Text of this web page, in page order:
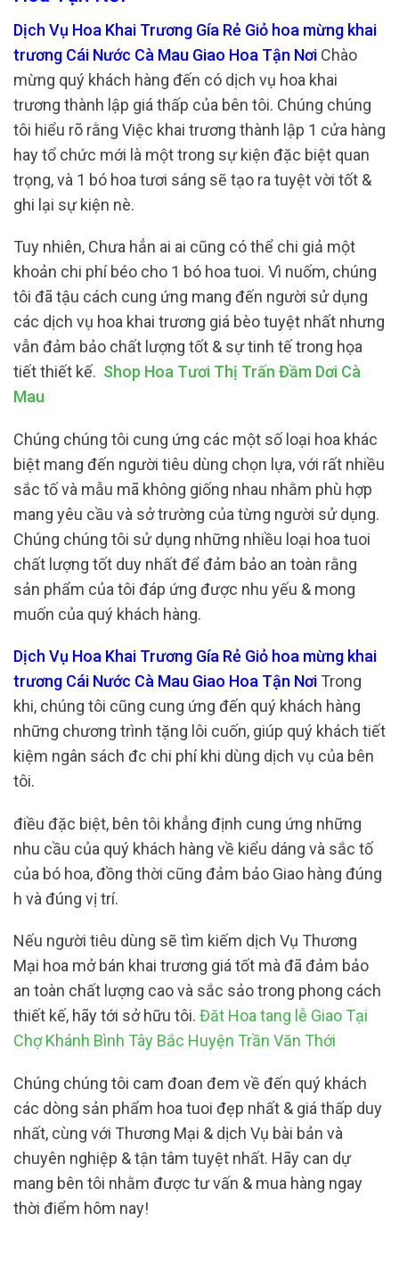
Dịch Vụ Hoa Khai Trương Gía Rẻ Giỏ hoa mừng khai
trương Cái Nước Cà Mau Giao Hoa Tận Nơi Chào
mừng quý khách hàng đến có dịch vụ hoa khai
trương thành lập giá thấp của bên tôi. Chúng chúng
tôi hiểu rõ rằng Việc khai trương thành lập 1 cửa hàng
hay tổ chức mới là một trong sự kiện đặc biệt quan
trọng, và 1 bó hoa tươi sáng sẽ tạo ra tuyệt vời tốt &
ghi lại sự kiện nè.
Tuy nhiên, Chưa hẳn ai ai cũng có thể chi giả một
khoản chi phí béo cho 1 bó hoa tuoi. Vì nuốm, chúng
tôi đã tậu cách cung ứng mang đến người sử dụng
các dịch vụ hoa khai trương giá bèo tuyệt nhất nhưng
vẫn đảm bảo chất lượng tốt & sự tinh tế trong họa
tiết thiết kế. Shop Hoa Tươi Thị Trấn Đầm Dơi Cà
Mau
Chúng chúng tôi cung ứng các một số loại hoa khác
biệt mang đến người tiêu dùng chọn lựa, với rất nhiều
sắc tố và mẫu mã không giống nhau nhằm phù hợp
mang yêu cầu và sở trường của từng người sử dụng.
Chúng chúng tôi sử dụng những nhiều loại hoa tuoi
chất lượng tốt duy nhất để đảm bảo an toàn rằng
sản phẩm của tôi đáp ứng được nhu yếu & mong
muốn của quý khách hàng.
Dịch Vụ Hoa Khai Trương Gía Rẻ Giỏ hoa mừng khai
trương Cái Nước Cà Mau Giao Hoa Tận Nơi Trong
khi, chúng tôi cũng cung ứng đến quý khách hàng
những chương trình tặng lôi cuốn, giúp quý khách tiết
kiệm ngân sách đc chi phí khi dùng dịch vụ của bên
tôi.
điều đặc biệt, bên tôi khẳng định cung ứng những
nhu cầu của quý khách hàng về kiểu dáng và sắc tố
của bó hoa, đồng thời cũng đảm bảo Giao hàng đúng
h và đúng vị trí.
Nếu người tiêu dùng sẽ tìm kiếm dịch Vụ Thương
Mại hoa mở bán khai trương giá tốt mà đã đảm bảo
an toàn chất lượng cao và sắc sảo trong phong cách
thiết kế, hãy tới sở hữu tôi. Đăt Hoa tang lễ Giao Tại
Chợ Khánh Bình Tây Bắc Huyện Trần Văn Thới
Chúng chúng tôi cam đoan đem về đến quý khách
các dòng sản phẩm hoa tuoi đẹp nhất & giá thấp duy
nhất, cùng với Thương Mại & dịch Vụ bài bản và
chuyên nghiệp & tận tâm tuyệt nhất. Hãy can dự
mang bên tôi nhằm được tư vấn & mua hàng ngay
thời điểm hôm nay!